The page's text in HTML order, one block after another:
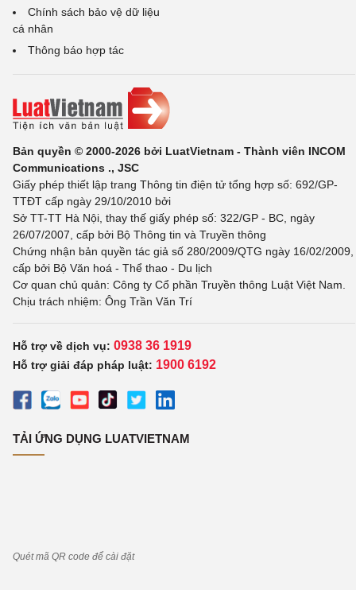
Chính sách bảo vệ dữ liệu
cá nhân
Thông báo hợp tác
Bản quyền © 2000-2026 bởi LuatVietnam - Thành viên INCOM
Communications ., JSC
Giấy phép thiết lập trang Thông tin điện tử tổng hợp số: 692/GP-
TTĐT cấp ngày 29/10/2010 bởi
Sở TT-TT Hà Nội, thay thế giấy phép số: 322/GP - BC, ngày
26/07/2007, cấp bởi Bộ Thông tin và Truyền thông
Chứng nhận bản quyền tác giả số 280/2009/QTG ngày 16/02/2009,
cấp bởi Bộ Văn hoá - Thể thao - Du lịch
Cơ quan chủ quản: Công ty Cổ phần Truyền thông Luật Việt Nam.
Chịu trách nhiệm: Ông Trần Văn Trí
Hỗ trợ về dịch vụ: 0938 36 1919
Hỗ trợ giải đáp pháp luật: 1900 6192
TẢI ỨNG DỤNG LUATVIETNAM
Quét mã QR code để cài đặt